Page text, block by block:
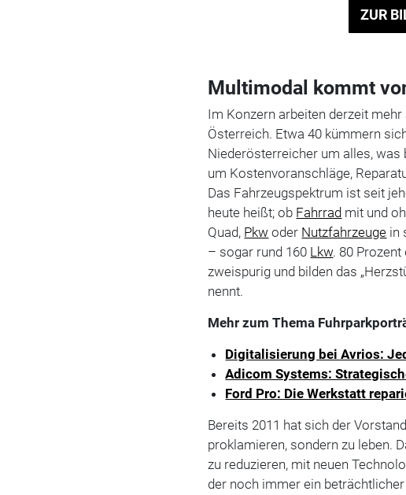
ZUR
Multimodal kommt
Im Konzern arbeiten derzeit
Österreich. Etwa 40 kümmern
Niederösterreicher um alles, was
um Kostenvoranschläge,
Das Fahrzeugspektrum ist seit
heute heißt; ob Fahrrad mit und
Quad, Pkw oder Nutzfahrzeuge in
– sogar rund 160 Lkw. 80
zweispurig und bilden das
nennt.
Mehr zum Thema
Digitalisierung bei Avrios:
Adicom Systems:
Ford Pro: Die Werkstatt
Bereits 2011 hat sich der
proklamieren, sondern zu leben.
zu reduzieren, mit neuen
der noch immer ein